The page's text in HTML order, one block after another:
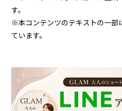
す。
※本コンテンツのテキストの一部
ています。